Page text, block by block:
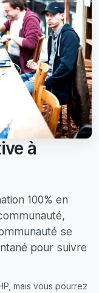
à
100% en
se
pour suivre
mais vous pourrez